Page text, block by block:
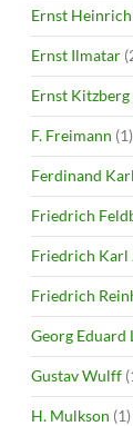
Ernst Heinrich
Ernst Ilmatar
Ernst Kitzberg
F. Freimann (1)
Ferdinand
Friedrich
Friedrich Karl
Friedrich
Georg Eduard
Gustav Wulff
H. Mulkson (1)